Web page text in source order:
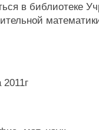
в библиотеке